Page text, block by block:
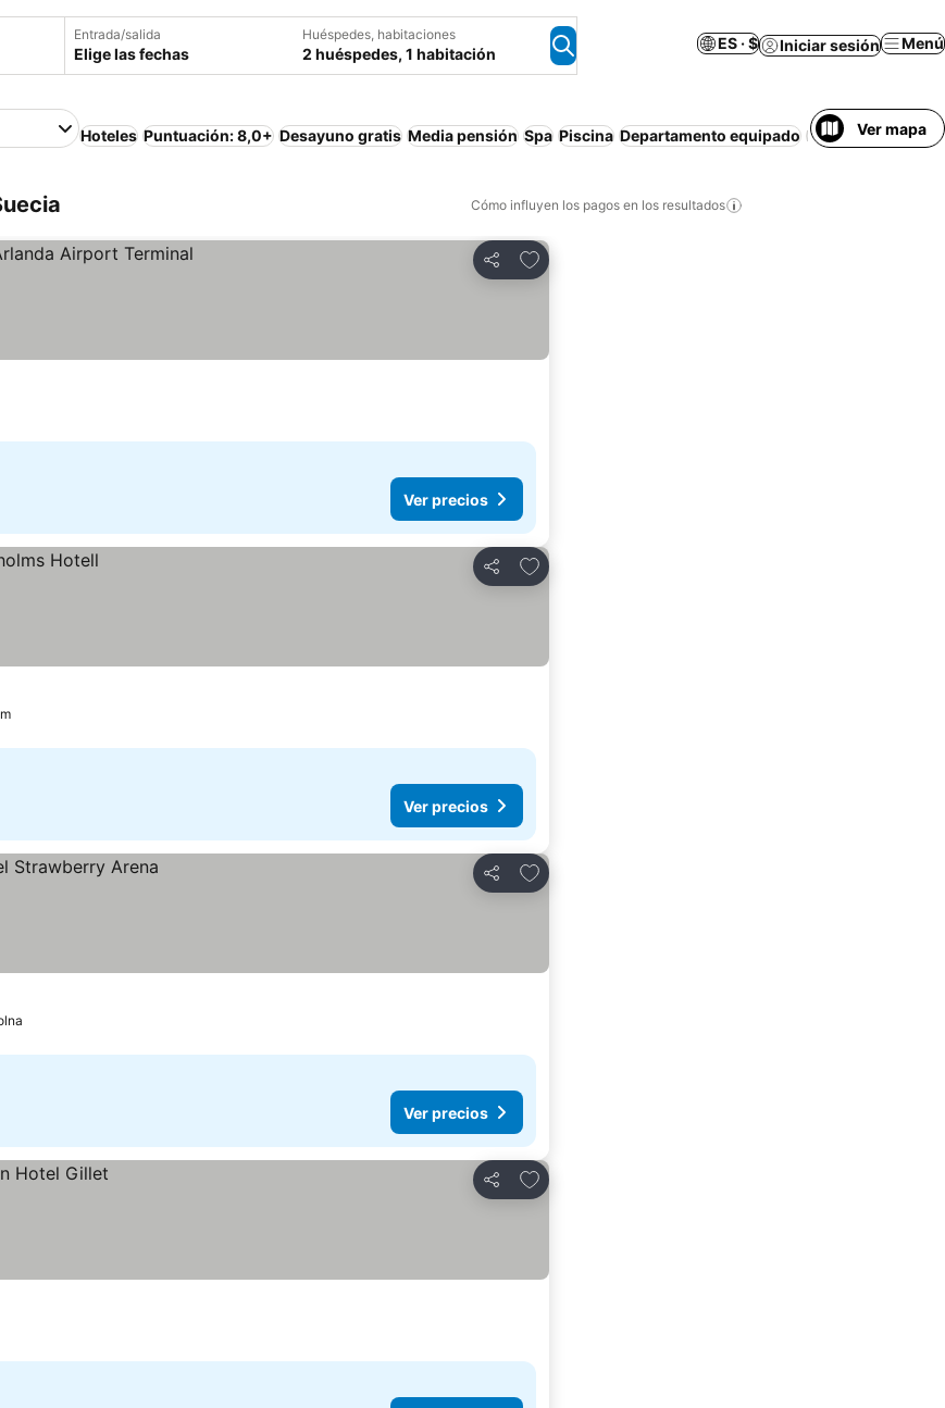
Entrada/salida
Elige las fechas
Huéspedes, habitaciones
2 huéspedes, 1 habitación
ES · $ Iniciar sesión Menú
Hoteles Puntuación: 8,0+ Desayuno gratis Media pensión Spa Piscina Departamento equipado Estacionamiento
Ver mapa
Cómo influyen los pagos en los resultados
Compartir
Añadir a favoritos
Ver precios
Compartir
Añadir a favoritos
Ver precios
Compartir
Añadir a favoritos
Ver precios
Compartir
Añadir a favoritos